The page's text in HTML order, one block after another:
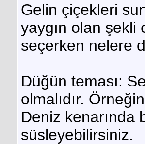
Gelin çiçekleri
yaygın olan şekli
seçerken nelere
Düğün teması:
olmalıdır.
Deniz kenarında
süsleyebilirsiniz.